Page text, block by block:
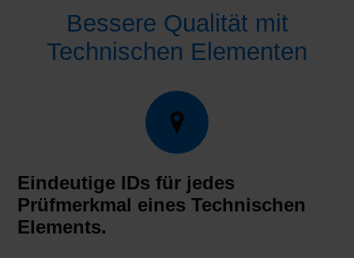
Bessere Qualität mit
Technischen Elementen
Eindeutige IDs für jedes
Prüfmerkmal eines Technischen
Elements.